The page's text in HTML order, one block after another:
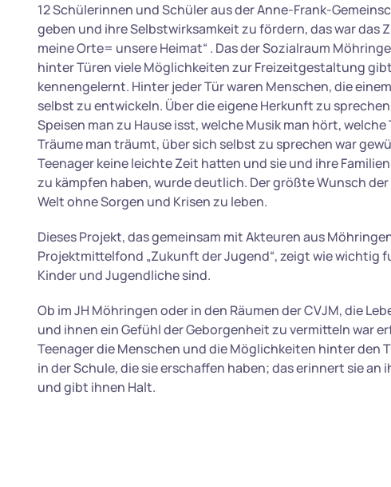
12 Schülerinnen und Schüler aus der Anne-Frank-
geben und ihre Selbstwirksamkeit zu fördern, das war das
meine Orte= unsere Heimat“ . Das der Sozialraum
hinter Türen viele Möglichkeiten zur Freizeitgestaltung
kennengelernt. Hinter jeder Tür waren Menschen, die
selbst zu entwickeln. Über die eigene Herkunft zu
Speisen man zu Hause isst, welche Musik man hört,
Träume man träumt, über sich selbst zu sprechen war
Teenager keine leichte Zeit hatten und sie und ihre
zu kämpfen haben, wurde deutlich. Der größte Wunsch
Welt ohne Sorgen und Krisen zu leben.
Dieses Projekt, das gemeinsam mit Akteuren aus
Projektmittelfond „Zukunft der Jugend“, zeigt wie wichtig
Kinder und Jugendliche sind.
Ob im JH Möhringen oder in den Räumen der CVJM, die
und ihnen ein Gefühl der Geborgenheit zu vermitteln war
Teenager die Menschen und die Möglichkeiten hinter den
in der Schule, die sie erschaffen haben; das erinnert sie
und gibt ihnen Halt.